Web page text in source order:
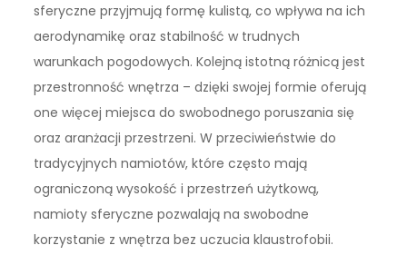
sferyczne przyjmują formę kulistą, co wpływa na ich
aerodynamikę oraz stabilność w trudnych
warunkach pogodowych. Kolejną istotną różnicą jest
przestronność wnętrza – dzięki swojej formie oferują
one więcej miejsca do swobodnego poruszania się
oraz aranżacji przestrzeni. W przeciwieństwie do
tradycyjnych namiotów, które często mają
ograniczoną wysokość i przestrzeń użytkową,
namioty sferyczne pozwalają na swobodne
korzystanie z wnętrza bez uczucia klaustrofobii.